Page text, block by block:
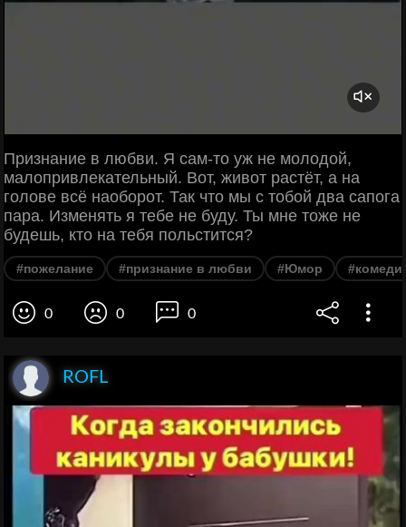
Признание в любви. Я сам-то уж не молодой,
малопривлекательный. Вот, живот растёт, а на
голове всё наоборот. Так что мы с тобой два сапога
пара. Изменять я тебе не буду. Ты мне тоже не
будешь, кто на тебя польстится?
#пожелание #признание в любви #Юмор
0 0 0
ROFL